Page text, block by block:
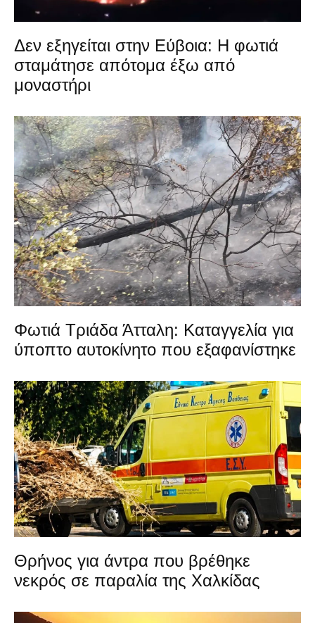
Δεν εξηγείται στην Εύβοια: Η φωτιά
σταμάτησε απότομα έξω από
μοναστήρι
Φωτιά Τριάδα Άτταλη: Καταγγελία για
ύποπτο αυτοκίνητο που εξαφανίστηκε
Θρήνος για άντρα που βρέθηκε
νεκρός σε παραλία της Χαλκίδας